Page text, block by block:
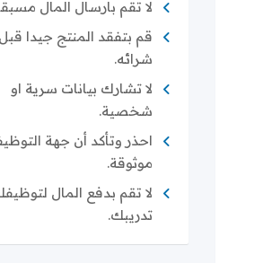
لا تقم بارسال المال
قم بتفقد المنتج جيدا قبل
شرائه.
لا تشارك بيانات سرية او
شخصية.
احذر وتأكد أن جهة
موثوقة.
لا تقم بدفع المال
تدريبك.